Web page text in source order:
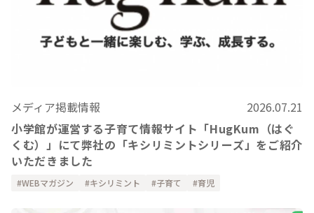
メディア掲載情報
2026.07.21
小学館が運営する子育て情報サイト「HugKum（はぐ
くむ）」にて弊社の「キシリミントシリーズ」をご紹介
いただきました
WEBマガジン キシリミント 子育て 育児